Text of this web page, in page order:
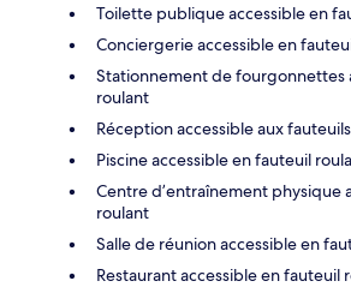
Toilette publique accessible en
Conciergerie accessible en
Stationnement de fourgonnettes
roulant
Réception accessible aux
Piscine accessible en fauteuil
Centre d’entraînement physique
roulant
Salle de réunion accessible en
Restaurant accessible en fauteuil